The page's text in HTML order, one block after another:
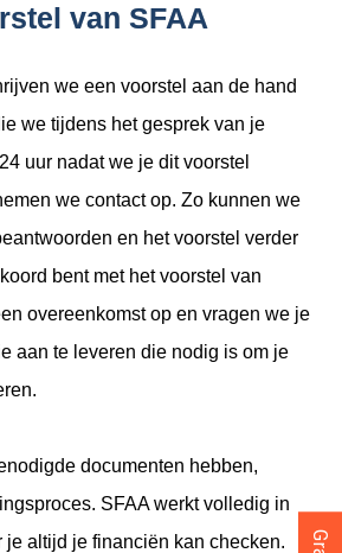
van SFAA
we een voorstel aan de hand
we tijdens het gesprek van je
uur nadat we je dit voorstel
we contact op. Zo kunnen we
en het voorstel verder
bent met het voorstel van
overeenkomst op en vragen we je
aan te leveren die nodig is om je
documenten hebben,
SFAA werkt volledig in
je altijd je financiën kan checken.